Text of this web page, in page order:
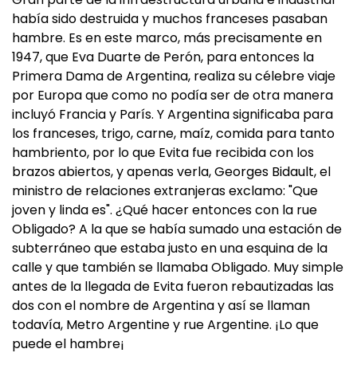
había sido destruida y muchos franceses pasaban
hambre. Es en este marco, más precisamente en
1947, que Eva Duarte de Perón, para entonces la
Primera Dama de Argentina, realiza su célebre viaje
por Europa que como no podía ser de otra manera
incluyó Francia y París. Y Argentina significaba para
los franceses, trigo, carne, maíz, comida para tanto
hambriento, por lo que Evita fue recibida con los
brazos abiertos, y apenas verla, Georges Bidault, el
ministro de relaciones extranjeras exclamo: "Que
joven y linda es". ¿Qué hacer entonces con la rue
Obligado? A la que se había sumado una estación de
subterráneo que estaba justo en una esquina de la
calle y que también se llamaba Obligado. Muy simple
antes de la llegada de Evita fueron rebautizadas las
dos con el nombre de Argentina y así se llaman
todavía, Metro Argentine y rue Argentine. ¡Lo que
puede el hambre¡